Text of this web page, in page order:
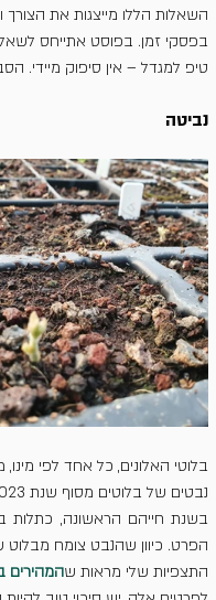
השאלות הללו מייצגות את הצורך
בפסקי זמן. בפוסט אתייחס
טיפ למגדל – אין סיפוק מיידי.
נביטה
בלוטי האלונים, כל אחד לפי
נבטים של בלוטים מסוף שנת 2023.
הפרט. כיוון שהנבט צומח מבלוט
התצפיות שלי מראות שהמהירים